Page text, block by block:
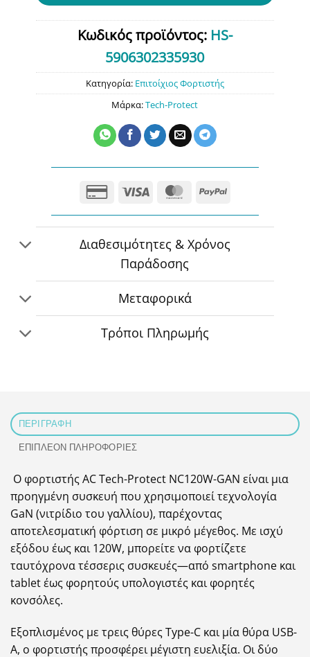
Κωδικός προϊόντος: HS-
5906302335930
Κατηγορία: Επιτοίχιος Φορτιστής
Μάρκα:Tech-Protect
Credit
2
Visa MasterCard
PayPal
Διαθεσιμότητες & Χρόνος
Παράδοσης
Μεταφορικά
Τρόποι Πληρωμής
ΠΕΡΙΓΡΑΦΉ
ΕΠΙΠΛΈΟΝ ΠΛΗΡΟΦΟΡΊΕΣ
Ο φορτιστής AC Tech-Protect NC120W-GAN είναι μια
προηγμένη συσκευή που χρησιμοποιεί τεχνολογία
GaN (νιτρίδιο του γαλλίου), παρέχοντας
αποτελεσματική φόρτιση σε μικρό μέγεθος. Με ισχύ
εξόδου έως και 120W, μπορείτε να φορτίζετε
ταυτόχρονα τέσσερις συσκευές—από smartphone και
tablet έως φορητούς υπολογιστές και φορητές
κονσόλες.
Εξοπλισμένος με τρεις θύρες Type-C και μία θύρα USB-
A, ο φορτιστής προσφέρει μέγιστη ευελιξία. Οι δύο